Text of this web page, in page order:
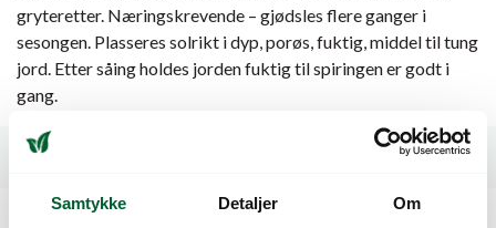
Samtykke Detaljer Om
gryteretter. Næringskrevende – gjødsles flere ganger i
sesongen. Plasseres solrikt i dyp, porøs, fuktig, middel til tung
jord. Etter såing holdes jorden fuktig til spiringen er godt i
gang.
Spesifikasjoner